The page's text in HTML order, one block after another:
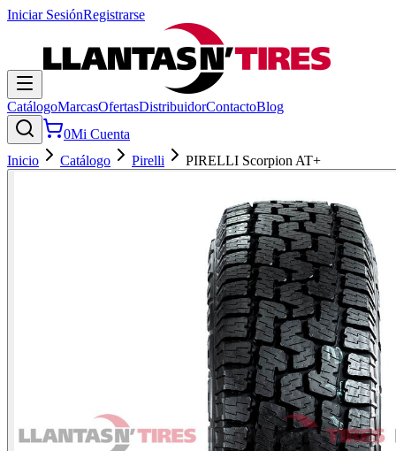
Iniciar SesiónRegistrarse
CatálogoMarcasOfertasDistribuidorContactoBlog
0Mi Cuenta
Inicio
Catálogo Pirelli PIRELLI Scorpion AT+